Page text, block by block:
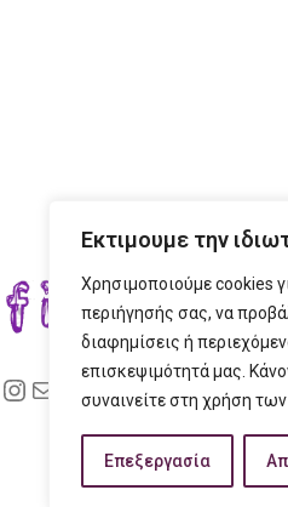
Εκτιμουμε την
Χρησιμοποιούμε cookies
περιήγησής σας, να
διαφημίσεις ή
επισκεψιμότητά μας.
συναινείτε στη χρήση
Επεξεργασία